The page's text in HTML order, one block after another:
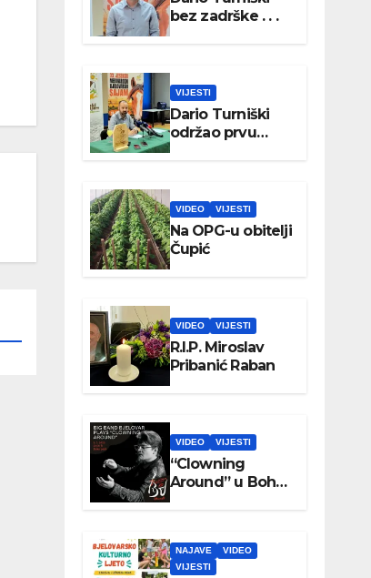
bez zadrške . . .
VIJESTI
Dario Turniški
održao prvu
konferenciju za
VIDEO VIJESTI
Na OPG-u obitelji
Čupić
VIDEO VIJESTI
R.I.P. Miroslav
Pribanić Raban
VIDEO VIJESTI
“Clowning
Around” u Boho
parku
NAJAVE
VIDEO
VIJESTI